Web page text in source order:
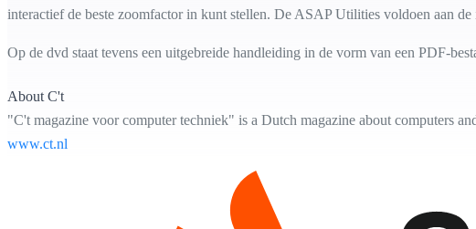
interactief de beste zoomfactor in kunt stellen. De ASAP Utilities voldoen aan
Op de dvd staat tevens een uitgebreide handleiding in de vorm van een PDF-
About C't
"C't magazine voor computer techniek" is a Dutch magazine about computers
www.ct.nl